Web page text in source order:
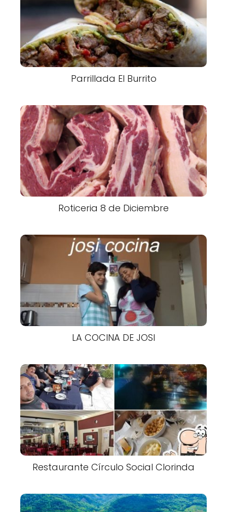
Parrillada El Burrito
Roticeria 8 de Diciembre
LA COCINA DE JOSI
Restaurante Círculo Social Clorinda